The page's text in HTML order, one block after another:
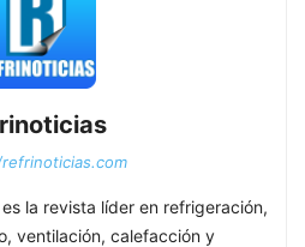
es la revista líder en refrigeración,
ventilación, calefacción y